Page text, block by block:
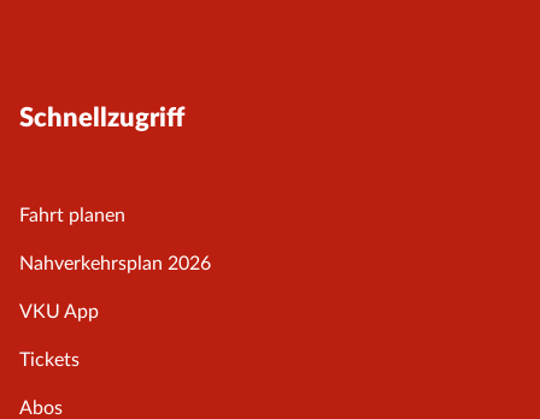
Schnellzugriff
Fahrt planen
Nahverkehrsplan 2026
VKU App
Tickets
Abos